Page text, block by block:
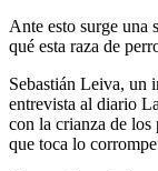
Ante esto surge una
qué esta raza de
Sebastián Leiva, un
entrevista al diario
con la crianza de
que toca lo